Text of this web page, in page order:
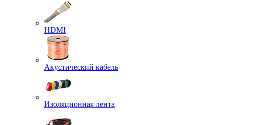
HDMI
Акустический кабель
Изоляционная лента